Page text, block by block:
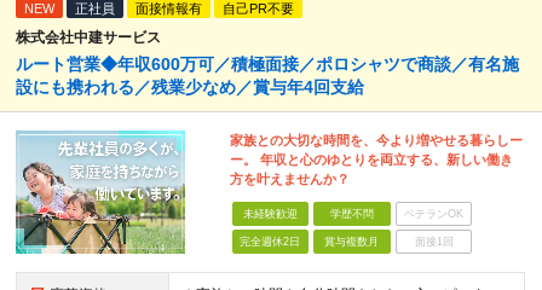
NEW 正社員 面接情報有 自己PR不要
株式会社中建サービス
ルート営業◆年収600万可／積極面接／ポロシャツで商談／有名施
設にも携われる／残業少なめ／賞与年4回支給
家族との大切な時間を、今より増やせる暮らしー
ー。 年収と心のゆとりを両立する、新しい働き
方を叶えませんか？
未経験歓迎 学歴不問 ベテランOK
完全週休2日 賞与複数月 面接1回